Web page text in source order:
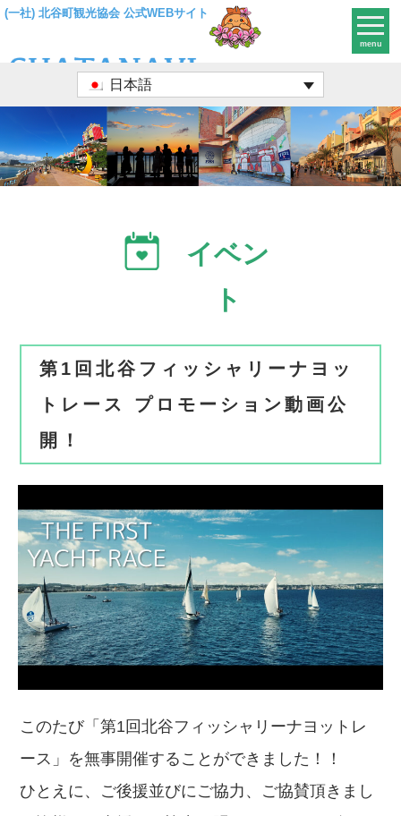
(一社) 北谷町観光協会 公式WEBサイト
日本語
menu
イベン
ト
第1回北谷フィッシャリーナヨッ
トレース プロモーション動画公
開！
このたび「第1 回北谷フィッシャリーナヨットレ
ース」を無事開催することができました！！
ひとえに、ご後援並びにご協力、ご協賛頂きまし